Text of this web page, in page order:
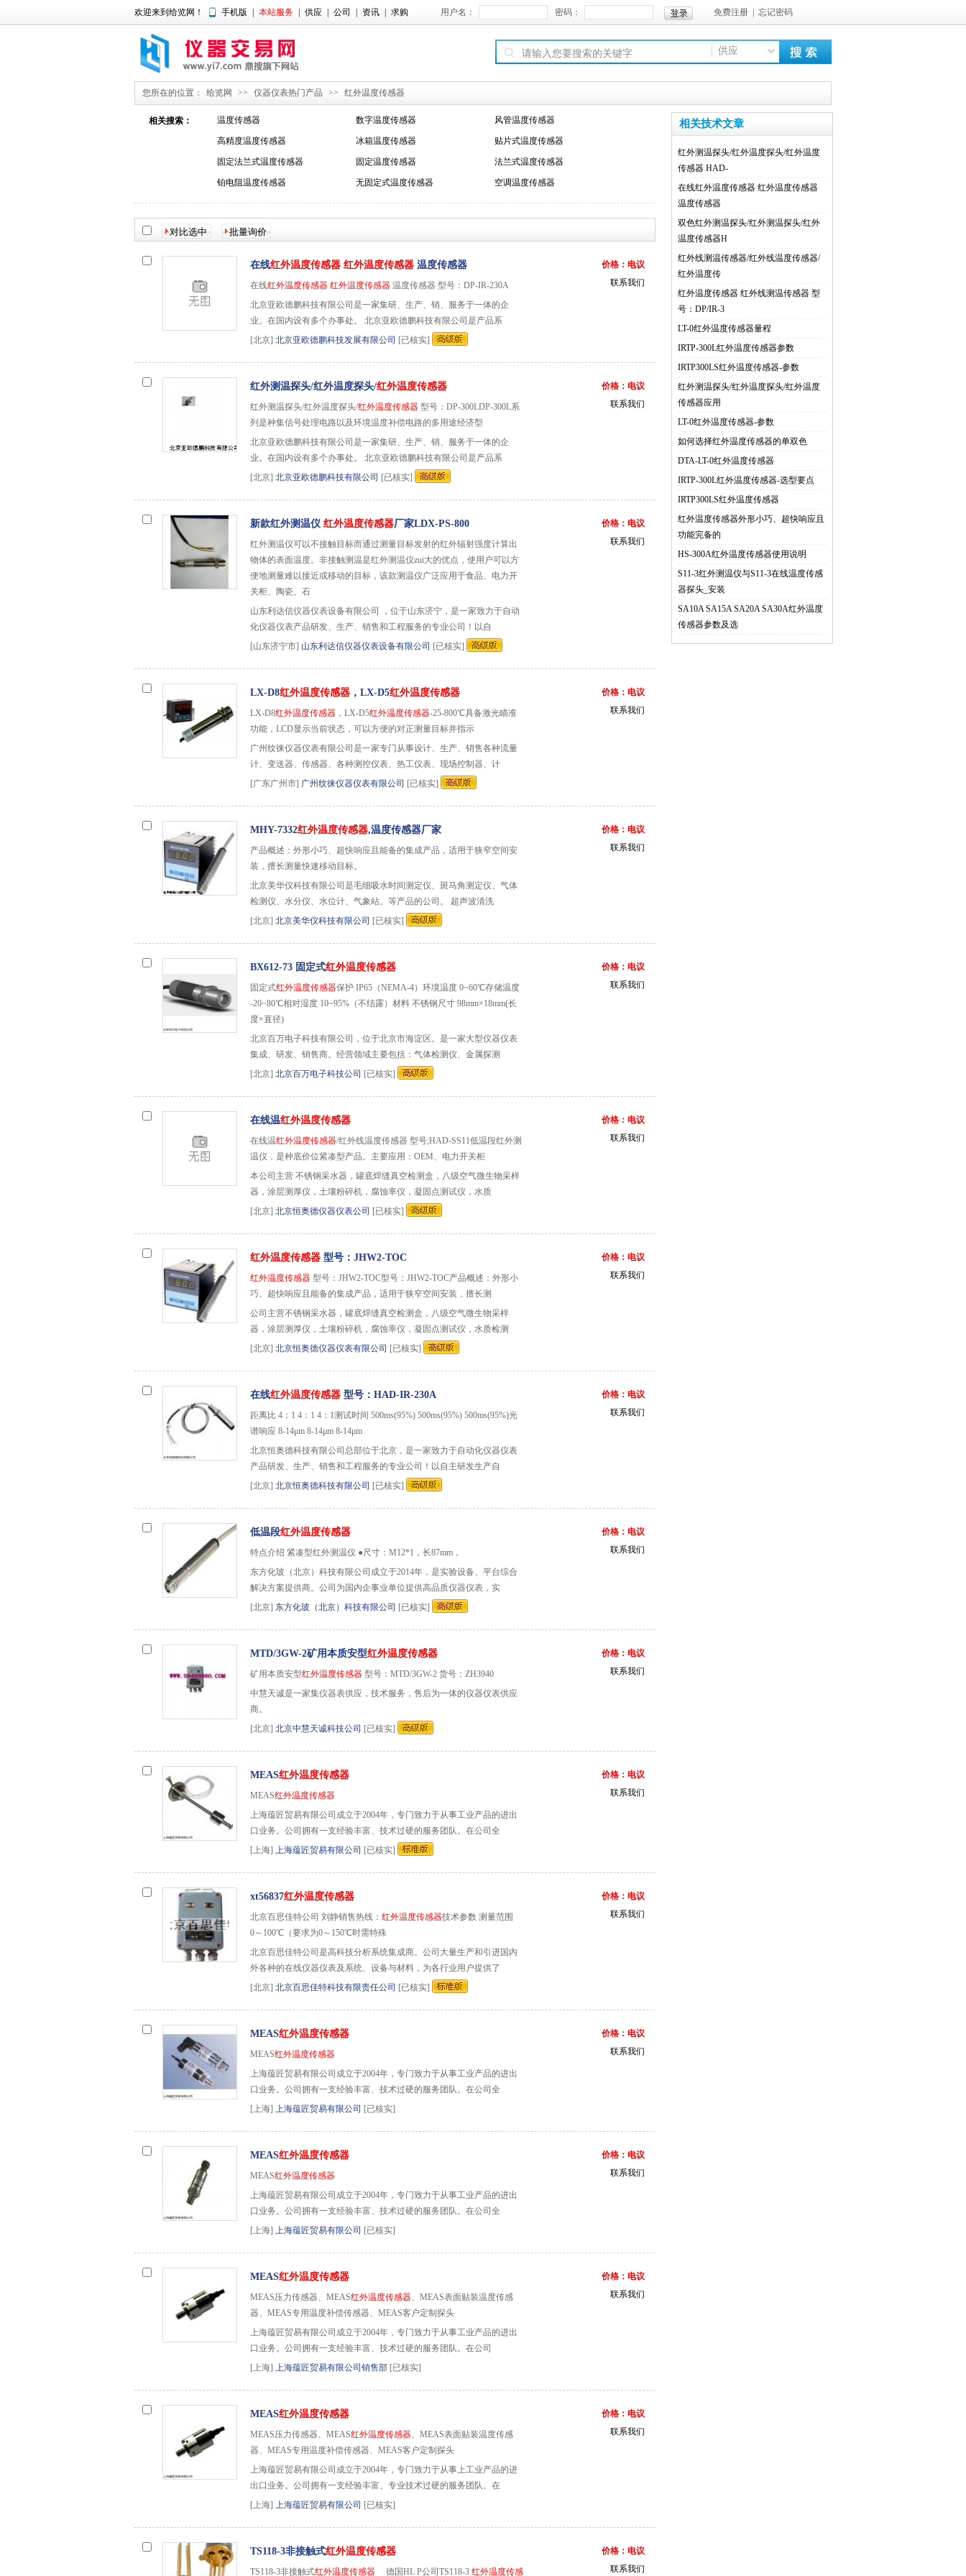
欢迎来到给览网！ 手机版 本站服务 供应 公司 资讯 求购 用户名： 密码： 免费注册 忘记密码
供应
您所在的位置： 给览网 >> 仪器仪表热门产品 >> 红外温度传感器
相关搜索： 温度传感器 数字温度传感器 风管温度传感器
高精度温度传感器 冰箱温度传感器 贴片式温度传感器
固定法兰式温度传感器 固定温度传感器 法兰式温度传感器
铂电阻温度传感器 无固定式温度传感器 空调温度传感器
在线红外温度传感器 红外温度传感器 温度传感器
在线红外温度传感器 红外温度传感器 温度传感器 型号：DP-IR-230A
北京亚欧德鹏科技有限公司是一家集研、生产、销、服务于一体的企
业。在国内设有多个办事处。 北京亚欧德鹏科技有限公司是产品系
[北京] 北京亚欧德鹏科技发展有限公司 [已核实]
价格：电议
联系我们
红外测温探头/红外温度探头/红外温度传感器
红外测温探头/红外温度探头/红外温度传感器 型号：DP-300LDP-300L系
列是种集信号处理电路以及环境温度补偿电路的多用途经济型
北京亚欧德鹏科技有限公司是一家集研、生产、销、服务于一体的企
业。在国内设有多个办事处。 北京亚欧德鹏科技有限公司是产品系
[北京] 北京亚欧德鹏科技有限公司 [已核实]
价格：电议
联系我们
新款红外测温仪 红外温度传感器厂家LDX-PS-800
红外测温仪可以不接触目标而通过测量目标发射的红外辐射强度计算出
物体的表面温度。非接触测温是红外测温仪zui大的优点，使用户可以方
便地测量难以接近或移动的目标，该款测温仪广泛应用于食品、电力开
关柜、陶瓷、石
山东利达信仪器仪表设备有限公司 ，位于山东济宁，是一家致力于自动
化仪器仪表产品研发、生产、销售和工程服务的专业公司！以自
[山东济宁市] 山东利达信仪器仪表设备有限公司 [已核实]
价格：电议
联系我们
LX-D8红外温度传感器 ，LX-D5红外温度传感器
LX-D8红外温度传感器 ，LX-D5红外温度传感器-25-800℃具备激光瞄准
功能，LCD显示当前状态，可以方便的对正测量目标并指示
广州纹徕仪器仪表有限公司是一家专门从事设计、生产、销售各种流量
计、变送器、传感器、各种测控仪表、热工仪表、现场控制器、计
[广东广州市] 广州纹徕仪器仪表有限公司 [已核实]
价格：电议
联系我们
MHY-7332红外温度传感器,温度传感器厂家
产品概述：外形小巧、超快响应且能备的集成产品，适用于狭窄空间安
装，擅长测量快速移动目标。
北京美华仪科技有限公司是毛细吸水时间测定仪、斑马角测定仪、气体
检测仪、水分仪、水位计、气象站、等产品的公司。 超声波清洗
[北京] 北京美华仪科技有限公司 [已核实]
价格：电议
联系我们
BX612-73 固定式红外温度传感器
固定式红外温度传感器保护 IP65（NEMA-4）环境温度 0~60℃存储温度
-20~80℃相对湿度 10~95%（不结露）材料 不锈钢尺寸 98mm×18mm(长
度×直径)
北京百万电子科技有限公司，位于北京市海淀区。是一家大型仪器仪表
集成、研发、销售商。经营领域主要包括：气体检测仪、金属探测
[北京] 北京百万电子科技公司 [已核实]
价格：电议
联系我们
在线温红外温度传感器
在线温红外温度传感器/红外线温度传感器 型号;HAD-SS11低温段红外测
温仪，是种底价位紧凑型产品。主要应用：OEM、电力开关柜
本公司主营 不锈钢采水器，罐底焊缝真空检测盒，八级空气微生物采样
器，涂层测厚仪，土壤粉碎机，腐蚀率仪，凝固点测试仪，水质
[北京] 北京恒奥德仪器仪表公司 [已核实]
价格：电议
联系我们
红外温度传感器 型号：JHW2-TOC
红外温度传感器 型号：JHW2-TOC型号：JHW2-TOC产品概述：外形小
巧、超快响应且能备的集成产品，适用于狭窄空间安装，擅长测
公司主营不锈钢采水器，罐底焊缝真空检测盒，八级空气微生物采样
器，涂层测厚仪，土壤粉碎机，腐蚀率仪，凝固点测试仪，水质检测
[北京] 北京恒奥德仪器仪表有限公司 [已核实]
价格：电议
联系我们
在线红外温度传感器 型号：HAD-IR-230A
距离比 4：1 4：1 4：1测试时间 500ms(95%) 500ms(95%) 500ms(95%)光
谱响应 8-14μm 8-14μm 8-14μm
北京恒奥德科技有限公司总部位于北京，是一家致力于自动化仪器仪表
产品研发、生产、销售和工程服务的专业公司！以自主研发生产自
[北京] 北京恒奥德科技有限公司 [已核实]
价格：电议
联系我们
低温段红外温度传感器
特点介绍 紧凑型红外测温仪 ●尺寸：M12*1，长87mm，
东方化玻（北京）科技有限公司成立于2014年，是实验设备、平台综合
解决方案提供商。公司为国内企事业单位提供高品质仪器仪表，实
[北京] 东方化玻（北京）科技有限公司 [已核实]
价格：电议
联系我们
MTD/3GW-2矿用本质安型红外温度传感器
矿用本质安型红外温度传感器 型号：MTD/3GW-2 货号：ZH3940
中慧天诚是一家集仪器表供应，技术服务，售后为一体的仪器仪表供应
商。
[北京] 北京中慧天诚科技公司 [已核实]
价格：电议
联系我们
MEAS红外温度传感器
MEAS红外温度传感器
上海蕴匠贸易有限公司成立于2004年，专门致力于从事工业产品的进出
口业务。公司拥有一支经验丰富、技术过硬的服务团队。在公司全
[上海] 上海蕴匠贸易有限公司 [已核实]
价格：电议
联系我们
xt56837红外温度传感器
北京百思佳特公司 刘静销售热线： 红外温度传感器技术参数 测量范围
0～100℃（要求为0～150℃时需特殊
北京百思佳特公司是高科技分析系统集成商。公司大量生产和引进国内
外各种的在线仪器仪表及系统、设备与材料，为各行业用户提供了
[北京] 北京百思佳特科技有限责任公司 [已核实]
价格：电议
联系我们
MEAS红外温度传感器
MEAS红外温度传感器
上海蕴匠贸易有限公司成立于2004年，专门致力于从事工业产品的进出
口业务。公司拥有一支经验丰富、技术过硬的服务团队。在公司全
[上海] 上海蕴匠贸易有限公司 [已核实]
价格：电议
联系我们
MEAS红外温度传感器
MEAS红外温度传感器
上海蕴匠贸易有限公司成立于2004年，专门致力于从事工业产品的进出
口业务。公司拥有一支经验丰富、技术过硬的服务团队。在公司全
[上海] 上海蕴匠贸易有限公司 [已核实]
价格：电议
联系我们
MEAS红外温度传感器
MEAS压力传感器、MEAS红外温度传感器、MEAS表面贴装温度传感
器、MEAS专用温度补偿传感器、MEAS客户定制探头
上海蕴匠贸易有限公司成立于2004年，专门致力于从事工业产品的进出
口业务。公司拥有一支经验丰富、技术过硬的服务团队。在公司
[上海] 上海蕴匠贸易有限公司销售部 [已核实]
价格：电议
联系我们
MEAS红外温度传感器
MEAS压力传感器、MEAS红外温度传感器、MEAS表面贴装温度传感
器、MEAS专用温度补偿传感器、MEAS客户定制探头
上海蕴匠贸易有限公司成立于2004年，专门致力于从事上工业产品的进
出口业务。公司拥有一支经验丰富、专业技术过硬的服务团队。在
[上海] 上海蕴匠贸易有限公司 [已核实]
价格：电议
联系我们
TS118-3非接触式红外温度传感器
TS118-3非接触式红外温度传感器 德国HL P公司TS118-3 红外温度传感
价格：电议
联系我们
相关技术文章
红外测温探头/红外温度探头/红外温度
传感器 HAD-
在线红外温度传感器 红外温度传感器
温度传感器
双色红外测温探头/红外测温探头/红外
温度传感器H
红外线测温传感器/红外线温度传感器/
红外温度传
红外温度传感器 红外线测温传感器 型
号：DP/IR-3
LT-0红外温度传感器量程
IRTP-300L红外温度传感器参数
IRTP300LS红外温度传感器-参数
红外测温探头/红外温度探头/红外温度
传感器应用
LT-0红外温度传感器-参数
如何选择红外温度传感器的单双色
DTA-LT-0红外温度传感器
IRTP-300L红外温度传感器-选型要点
IRTP300LS红外温度传感器
红外温度传感器外形小巧、超快响应且
功能完备的
HS-300A红外温度传感器使用说明
S11-3红外测温仪与S11-3在线温度传感
器探头_安装
SA10A SA15A SA20A SA30A红外温度
传感器参数及选